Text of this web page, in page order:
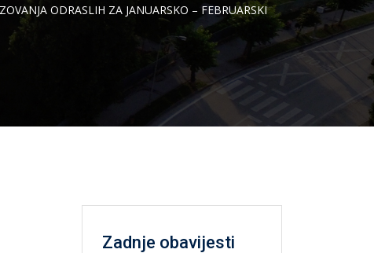
ODRASLIH ZA JANUARSKO – FEBRUARSKI
Zadnje obavijesti